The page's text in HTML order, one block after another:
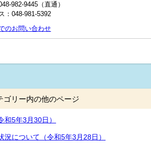
（直通）
：048-981-5392
のお問い合わせ
ゴリー内の他のページ
和5年3月30日）
況について（令和5年3月28日）